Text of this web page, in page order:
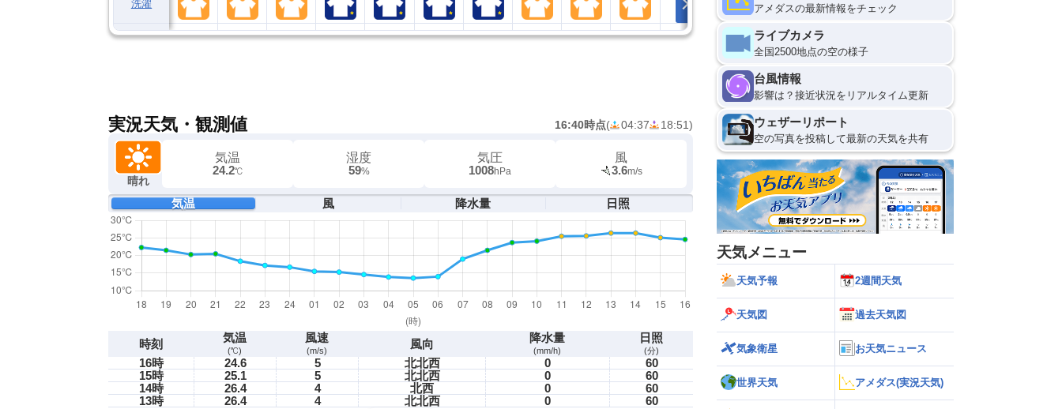
洗濯
実況天気・観測値 16:40時点( 04:37 18:51)
晴れ
気温
24.2℃
湿度
59%
気圧
1008hPa
風
3.6m/s
気温 風 降水量 日照
時刻 気温
(℃)
風速
(m/s) 風向 降水量
(mm/h)
日照
(分)
16時 24.6 5 北北西 0
60
15時
25.1 5 北北西 0
60
14時
26.4 4 北西 0
60
13時
26.4 4 北北西 0 60
アメダスの最新情報をチェック
ライブカメラ
全国2500地点の空の様子
台風情報
影響は？接近状況をリアルタイム更新
ウェザーリポート
空の写真を投稿して最新の天気を共有
天気メニュー
天気予報 2週間天気
天気図 過去天気図
気象衛星 お天気ニュース
世界天気 アメダス(実況天気)